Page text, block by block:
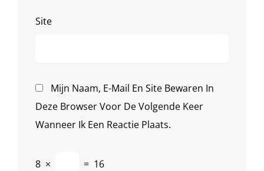
Site
Mijn Naam, E-Mail En Site Bewaren In
Deze Browser Voor De Volgende Keer
Wanneer Ik Een Reactie Plaats.
8 × = 16